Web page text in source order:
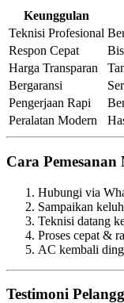
Keunggulan
Teknisi Profesional
Respon Cepat
Harga Transparan
Bergaransi
Pengerjaan Rapi
Peralatan Modern
Cara Pemesanan
Hubungi via
Sampaikan
Teknisi datang
Proses cepat &
AC kembali
Testimoni